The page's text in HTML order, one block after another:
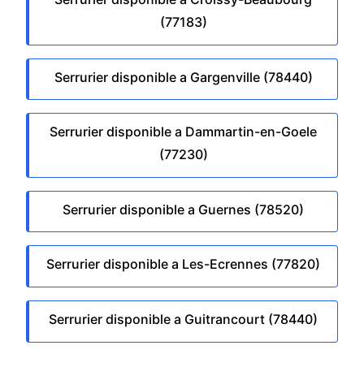
(77183)
Serrurier disponible a Gargenville (78440)
Serrurier disponible a Dammartin-en-Goele
(77230)
Serrurier disponible a Guernes (78520)
Serrurier disponible a Les-Ecrennes (77820)
Serrurier disponible a Guitrancourt (78440)